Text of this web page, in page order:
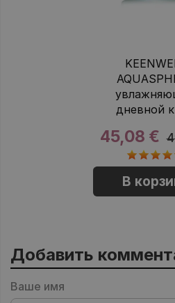
дневной
45,08 €
В
Добавить
Ваше имя